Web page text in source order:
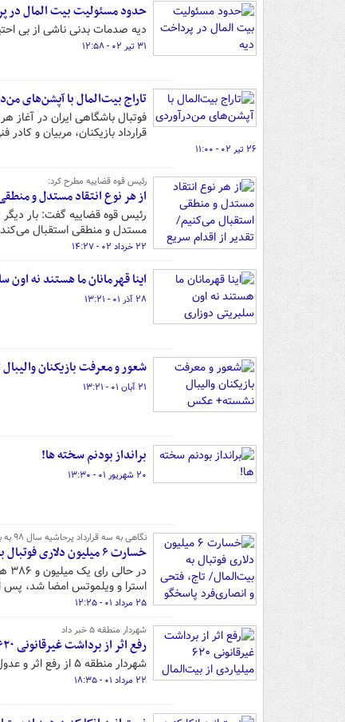
حدود مسئولیت بیت المال در
دیه صدمات بدنی ناشی از بی
۳۱ تیر ۰۲ - ۱۲:۵۸
تاراج بیت‌المال با آپشن‌های
فوتبال باشگاهی ایران در
قرارداد بازیکنان، مربیان و
۲۶ تیر ۰۲ - ۱۱:۰۰
رئیس قوه قضاییه مطرح کرد:
از هر نوع انتقاد مستدل و
رئیس قوه قضاییه گفت: بار دیگر
مستدل و منطقی استقبال
۲۲ خرداد ۰۲ - ۱۴:۲۷
اینا قهرمانان ما هستند نه اون
۲۸ آذر ۰۱ - ۱۳:۲۱
شعور و معرفت بازیکنان
۲۱ آبان ۰۱ - ۱۳:۲۱
برانداز بودنم سخته ها!
۲۰ شهریور ۰۱ - ۱۳:۳۰
نگاهی به سه قرارداد پرحاشیه سال ۹۸ به بهانه اعلام رای استرا؛
خسارت ۶ میلیون دلاری فوتبال به بیت‌المال/ تاج، فتحی و انصاری‌فرد پاسخگو باشند
استرا و ویلموتس امضا شد، پس از شکایت آنها،
۲۵ مرداد ۰۱ - ۱۲:۲۵
شهردار منطقه ۵ خبر داد
رفع اثر از برداشت غیرقانونی ۶۲۰ میلیاردی از بیت‌المال
شهردار منطقه ۵ از رفع اثر و عدول از برداشت غیر قانونی ۶۲۰ میلیارد ریال از اموال بیت المال در شهرداری این منطقه خبر داد.
۲۲ مرداد ۰۱ - ۱۸:۳۵